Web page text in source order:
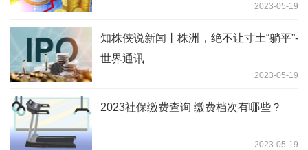
2023-05-19
知株侠说新闻丨株洲，绝不让寸土“躺平”-
世界通讯
2023-05-19
2023社保缴费查询 缴费档次有哪些？
2023-05-19